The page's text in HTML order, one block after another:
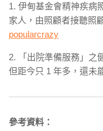
1. 伊甸基金會精神疾病
家人，由照顧者接聽照
popularcrazy
2. 「出院準備服務」之
但距今只 1 年多，還未
參考資料：